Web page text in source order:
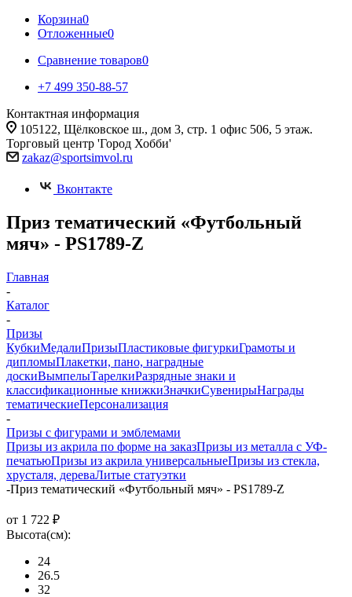
Корзина0
Отложенные0
Сравнение товаров0
+7 499 350-88-57
Контактная информация
105122, Щёлковское ш., дом 3, стр. 1 офис 506, 5 этаж.
Торговый центр 'Город Хобби'
zakaz@sportsimvol.ru
Вконтакте
Приз тематический «Футбольный
мяч» - PS1789-Z
Главная
-
Каталог
-
Призы
КубкиМедалиПризыПластиковые фигуркиГрамоты и
дипломыПлакетки, пано, наградные
доскиВымпелыТарелкиРазрядные знаки и
классификационные книжкиЗначкиСувенирыНаграды
тематическиеПерсонализация
-
Призы с фигурами и эмблемами
Призы из акрила по форме на заказПризы из металла с УФ-
печатьюПризы из акрила универсальныеПризы из стекла,
хрусталя, дереваЛитые статуэтки
-Приз тематический «Футбольный мяч» - PS1789-Z
от 1 722 ₽
Высота(см):
24
26.5
32